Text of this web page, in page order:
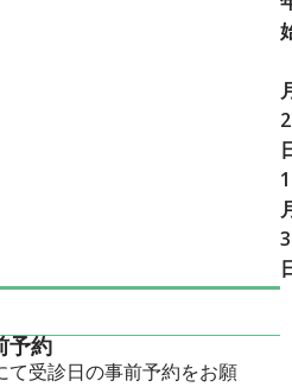
1
3
予約
て受診日の事前予約をお願